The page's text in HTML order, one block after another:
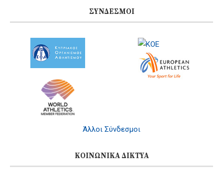
ΣΎΝΔΕΣΜΟΙ
Άλλοι Σύνδεσμοι
ΚΟΙΝΩΝΙΚΆ ΔΊΚΤΥΑ